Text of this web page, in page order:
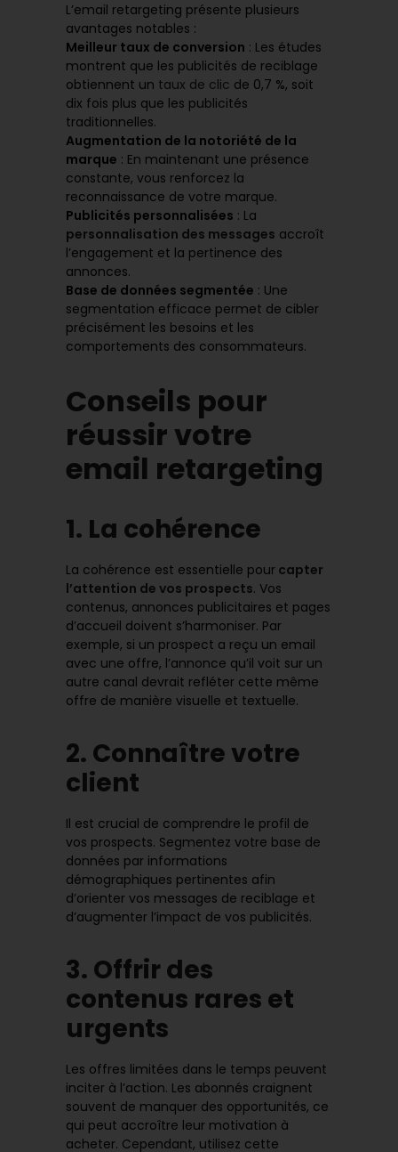
L’email retargeting présente plusieurs
avantages notables :
Meilleur taux de conversion : Les études
montrent que les publicités de reciblage
obtiennent un taux de clic de 0,7 %, soit
dix fois plus que les publicités
traditionnelles.
Augmentation de la notoriété de la
marque : En maintenant une présence
constante, vous renforcez la
reconnaissance de votre marque.
Publicités personnalisées : La
personnalisation des messages accroît
l’engagement et la pertinence des
annonces.
Base de données segmentée : Une
segmentation efficace permet de cibler
précisément les besoins et les
comportements des consommateurs.
Conseils pour
réussir votre
email retargeting
1. La cohérence
La cohérence est essentielle pour capter
l’attention de vos prospects. Vos
contenus, annonces publicitaires et pages
d’accueil doivent s’harmoniser. Par
exemple, si un prospect a reçu un email
avec une offre, l’annonce qu’il voit sur un
autre canal devrait refléter cette même
offre de manière visuelle et textuelle.
2. Connaître votre
client
Il est crucial de comprendre le profil de
vos prospects. Segmentez votre base de
données par informations
démographiques pertinentes afin
d’orienter vos messages de reciblage et
d’augmenter l’impact de vos publicités.
3. Offrir des
contenus rares et
urgents
Les offres limitées dans le temps peuvent
inciter à l’action. Les abonnés craignent
souvent de manquer des opportunités, ce
qui peut accroître leur motivation à
acheter. Cependant, utilisez cette